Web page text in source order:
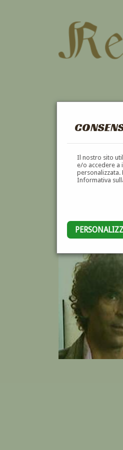
Il nostro sito
e/o accedere a
personalizzata.
Informativa